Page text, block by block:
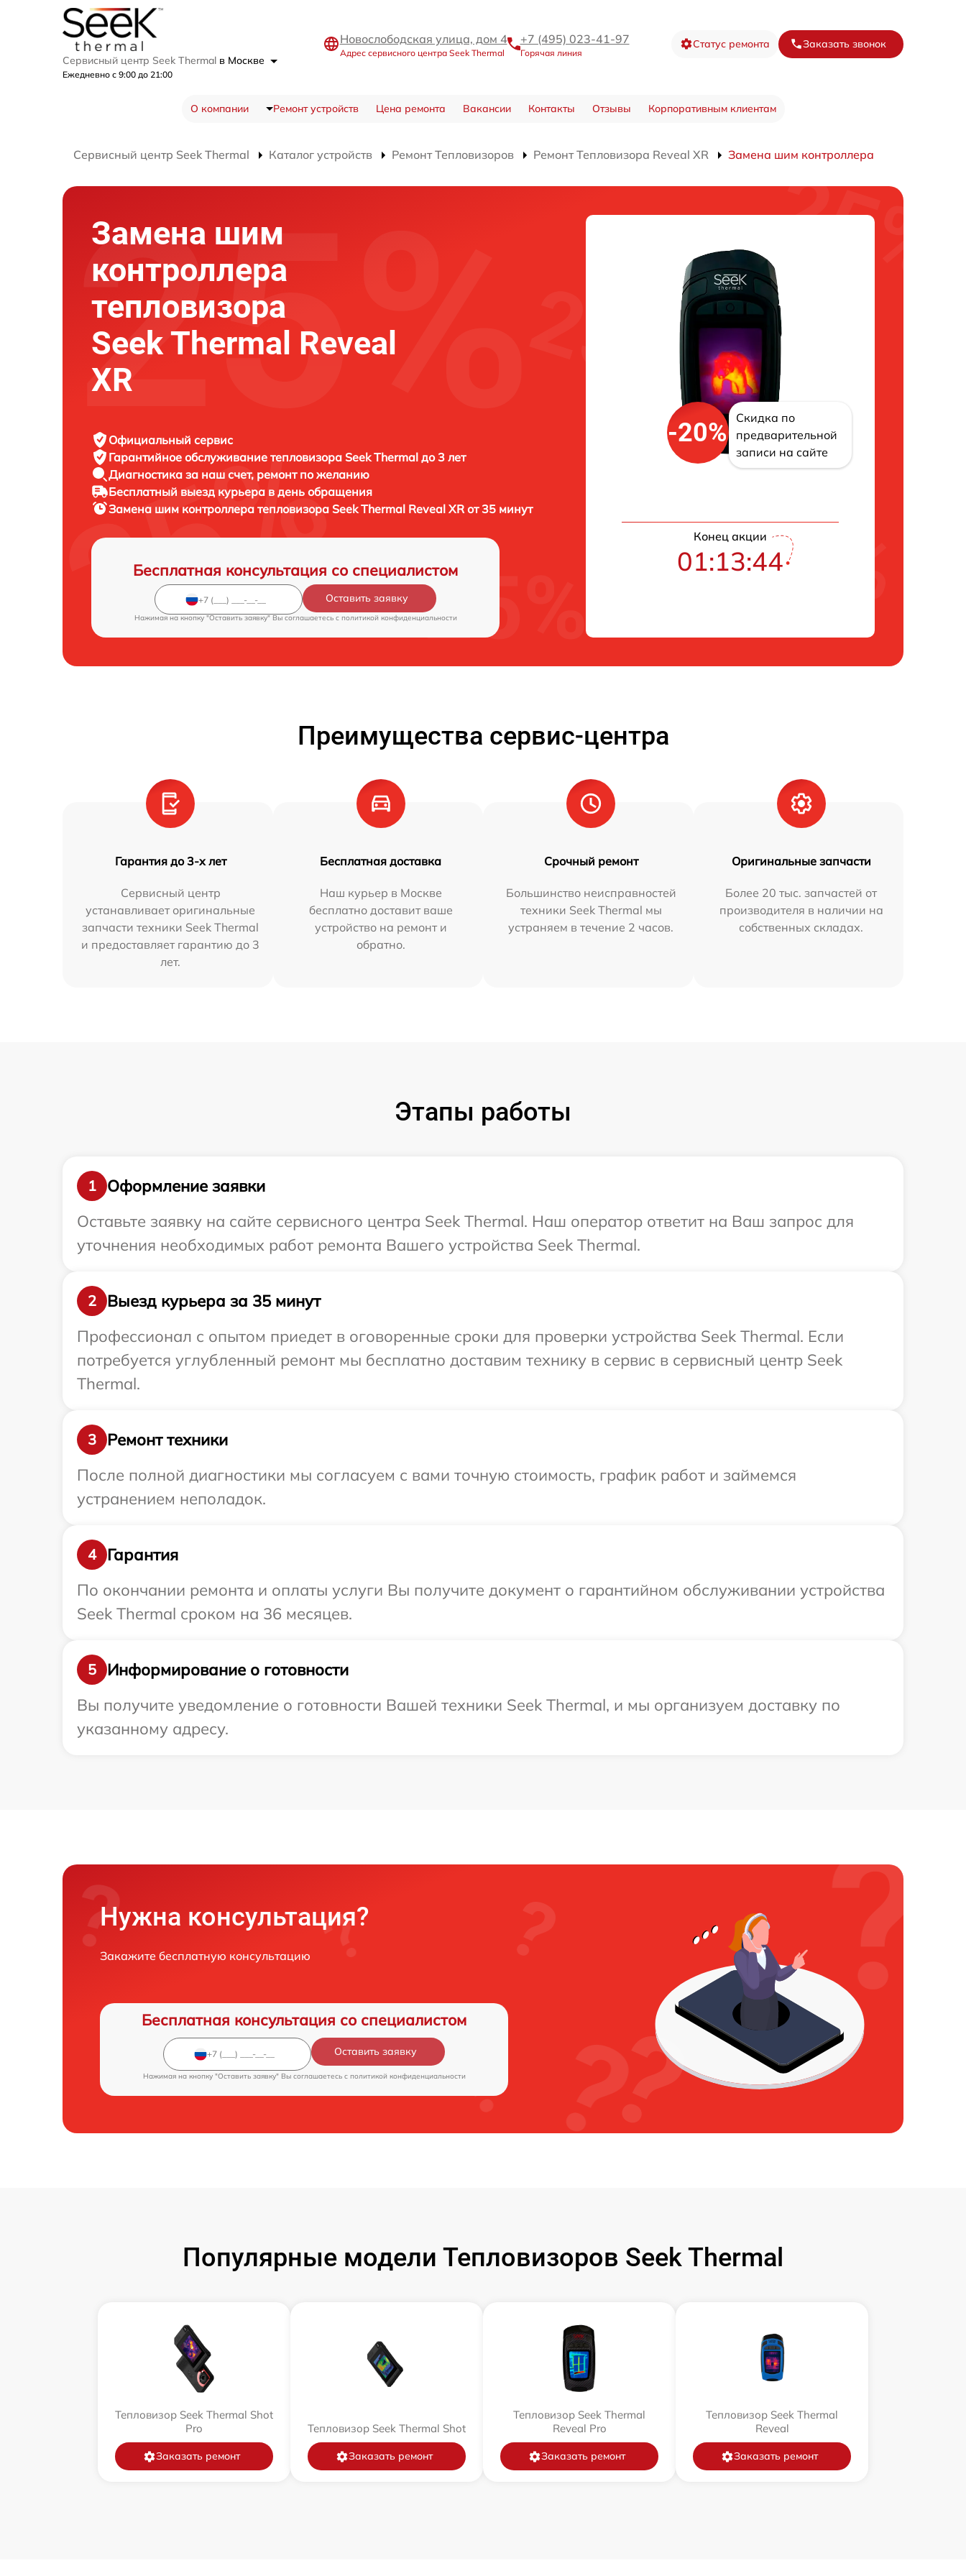
Сервисный центр Seek Thermal в Москве
Ежедневно с 9:00 до 21:00
Новослободская улица, дом 4
Адрес сервисного центра Seek Thermal
+7 (495) 023-41-97
Горячая линия
Статус ремонта Заказать звонок
О компании Ремонт устройств Цена ремонта Вакансии Контакты Отзывы Корпоративным клиентам
Сервисный центр Seek Thermal Каталог устройств Ремонт Тепловизоров Ремонт Тепловизора Reveal XR Замена шим контроллера
Замена шим
контроллера
тепловизора
Seek Thermal Reveal
XR
Официальный сервис
Гарантийное обслуживание тепловизора Seek Thermal до 3 лет
Диагностика за наш счет, ремонт по желанию
Бесплатный выезд курьера в день обращения
Замена шим контроллера тепловизора Seek Thermal Reveal XR от 35 минут
Бесплатная консультация со специалистом
Оставить заявку
Нажимая на кнопку "Оставить заявку" Вы соглашаетесь c политикой конфиденциальности
-20%
Скидка по
предварительной
записи на сайте
Конец акции
01:13:43
Преимущества сервис-центра
Гарантия до 3-х лет
Сервисный центр
устанавливает оригинальные
запчасти техники Seek Thermal
и предоставляет гарантию до 3
лет.
Бесплатная доставка
Наш курьер в Москве
бесплатно доставит ваше
устройство на ремонт и
обратно.
Срочный ремонт
Большинство неисправностей
техники Seek Thermal мы
устраняем в течение 2 часов.
Оригинальные запчасти
Более 20 тыс. запчастей от
производителя в наличии на
собственных складах.
Этапы работы
1
Оформление заявки
Оставьте заявку на сайте сервисного центра Seek Thermal. Наш оператор ответит на Ваш запрос для
уточнения необходимых работ ремонта Вашего устройства Seek Thermal.
2
Выезд курьера за 35 минут
Профессионал с опытом приедет в оговоренные сроки для проверки устройства Seek Thermal. Если
потребуется углубленный ремонт мы бесплатно доставим технику в сервис в сервисный центр Seek
Thermal.
3
Ремонт техники
После полной диагностики мы согласуем с вами точную стоимость, график работ и займемся
устранением неполадок.
4
Гарантия
По окончании ремонта и оплаты услуги Вы получите документ о гарантийном обслуживании устройства
Seek Thermal сроком на 36 месяцев.
5
Информирование о готовности
Вы получите уведомление о готовности Вашей техники Seek Thermal, и мы организуем доставку по
указанному адресу.
Нужна консультация?
Закажите бесплатную консультацию
Бесплатная консультация со специалистом
Оставить заявку
Нажимая на кнопку "Оставить заявку" Вы соглашаетесь c политикой конфиденциальности
Популярные модели Тепловизоров Seek Thermal
Тепловизор Seek Thermal Shot
Pro
Заказать ремонт
Тепловизор Seek Thermal Shot
Заказать ремонт
Тепловизор Seek Thermal
Reveal Pro
Заказать ремонт
Тепловизор Seek Thermal
Reveal
Заказать ремонт